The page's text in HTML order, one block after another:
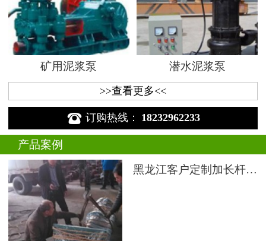
矿用泥浆泵 潜水泥浆泵
>>查看更多<<
 订购热线： 18232962233
产品案例
黑龙江客户定制加长杆液下渣浆泵